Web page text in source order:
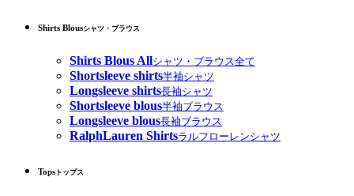
Shirts Blousシャツ・ブラウス
Shirts Blous Allシャツ・ブラウス全て
Shortsleeve shirts半袖シャツ
Longsleeve shirts長袖シャツ
Shortsleeve blous半袖ブラウス
Longsleeve blous長袖ブラウス
RalphLauren Shirtsラルフローレンシャツ
Tops トップス